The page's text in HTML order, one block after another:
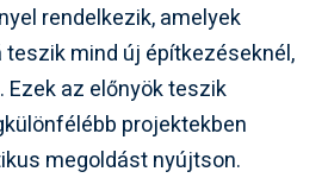
rendelkezik, amelyek
mind új építkezéseknél,
az előnyök teszik
projektekben
megoldást nyújtson.